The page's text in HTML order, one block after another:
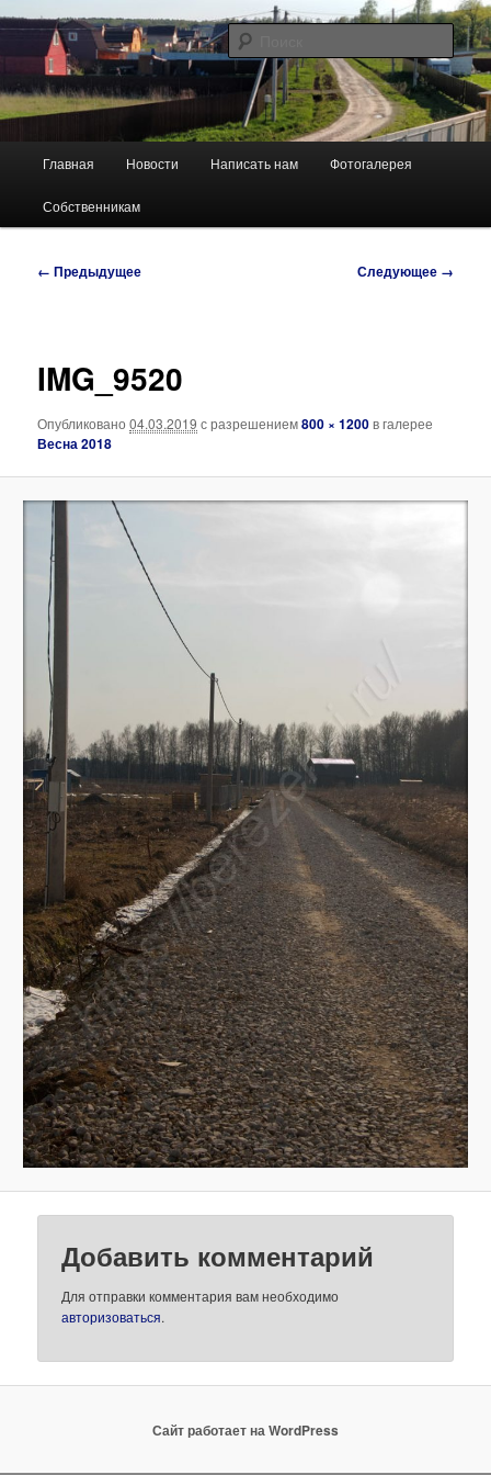
Перейти
к
основному
содержимому
Березенки
Главная Новости Написать нам Фотогалерея
Собственникам
Навигация
← Предыдущее Следующее →
IMG_9520
Опубликовано04.03.2019 с разрешением800 × 1200в галерее
Весна 2018
Добавить комментарий
Для отправки комментария вам необходимо
авторизоваться.
Сайт работает на WordPress